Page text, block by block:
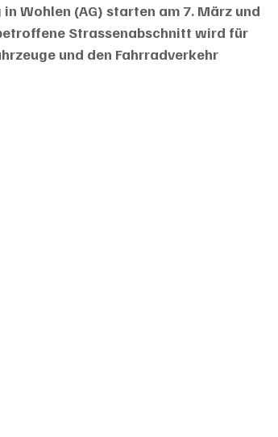
Wohlen (AG) starten am 7. März und
Strassenabschnitt wird für
und den Fahrradverkehr